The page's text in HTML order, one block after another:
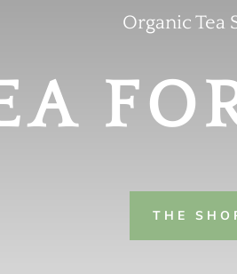
Organic Tea
THE